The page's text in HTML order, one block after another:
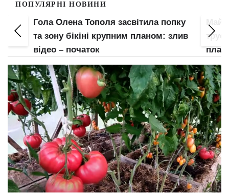
ПОПУЛЯРНІ НОВИНИ
Гола Олена Тополя засвітила попку
та зону бікіні крупним планом: злив
відео – початок